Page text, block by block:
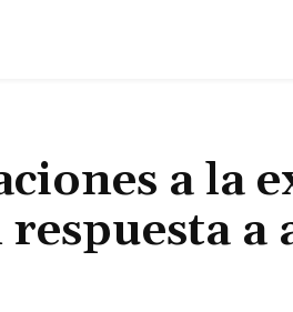
a la
a